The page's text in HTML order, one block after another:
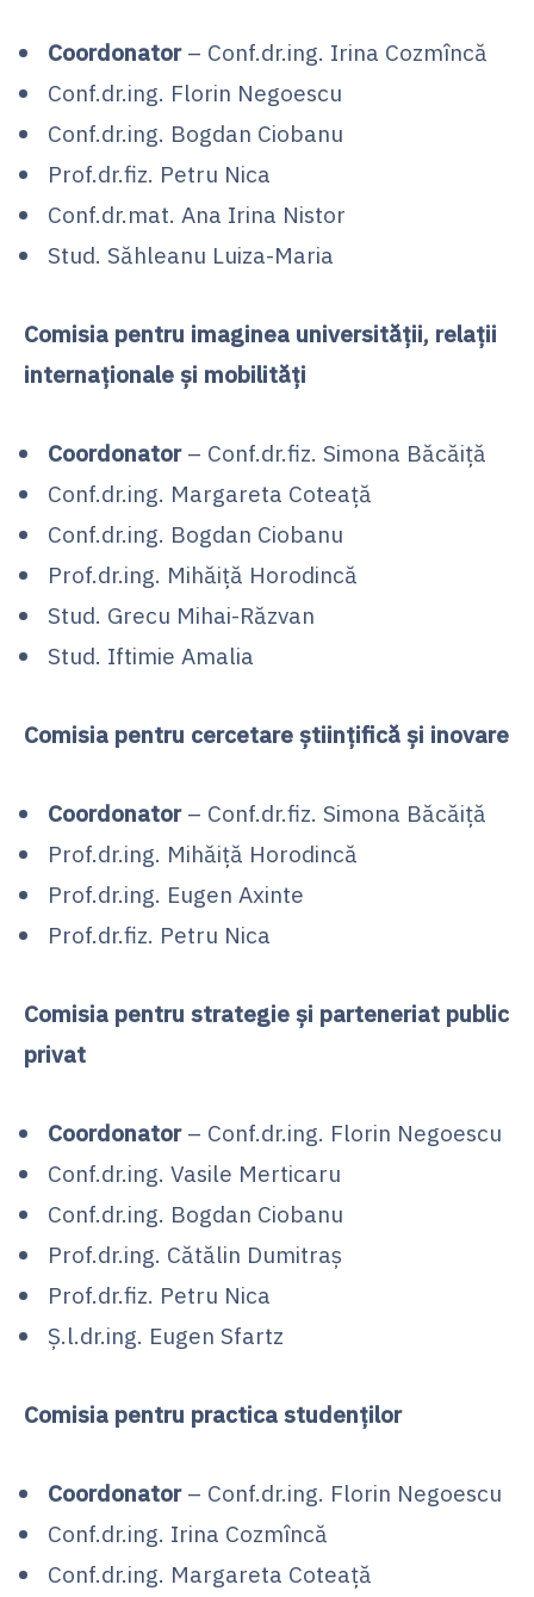
Coordonator– Conf.dr.ing. Irina Cozmîncă
Conf.dr.ing. Florin Negoescu
Conf.dr.ing. Bogdan Ciobanu
Prof.dr.fiz. Petru Nica
Conf.dr.mat. Ana Irina Nistor
Stud. Săhleanu Luiza-Maria
Comisia pentru imaginea universității, relații
internaționale și mobilități
Coordonator– Conf.dr.fiz. Simona Băcăiță
Conf.dr.ing. Margareta Coteață
Conf.dr.ing. Bogdan Ciobanu
Prof.dr.ing. Mihăiță Horodincă
Stud. Grecu Mihai-Răzvan
Stud. Iftimie Amalia
Comisia pentru cercetare științifică și inovare
Coordonator– Conf.dr.fiz. Simona Băcăiță
Prof.dr.ing. Mihăiță Horodincă
Prof.dr.ing. Eugen Axinte
Prof.dr.fiz. Petru Nica
Comisia pentru strategie și parteneriat public
privat
Coordonator– Conf.dr.ing. Florin Negoescu
Conf.dr.ing. Vasile Merticaru
Conf.dr.ing. Bogdan Ciobanu
Prof.dr.ing. Cătălin Dumitraș
Prof.dr.fiz. Petru Nica
Ș.l.dr.ing. Eugen Sfartz
Comisia pentru practica studenților
Coordonator– Conf.dr.ing. Florin Negoescu
Conf.dr.ing. Irina Cozmîncă
Conf.dr.ing. Margareta Coteață